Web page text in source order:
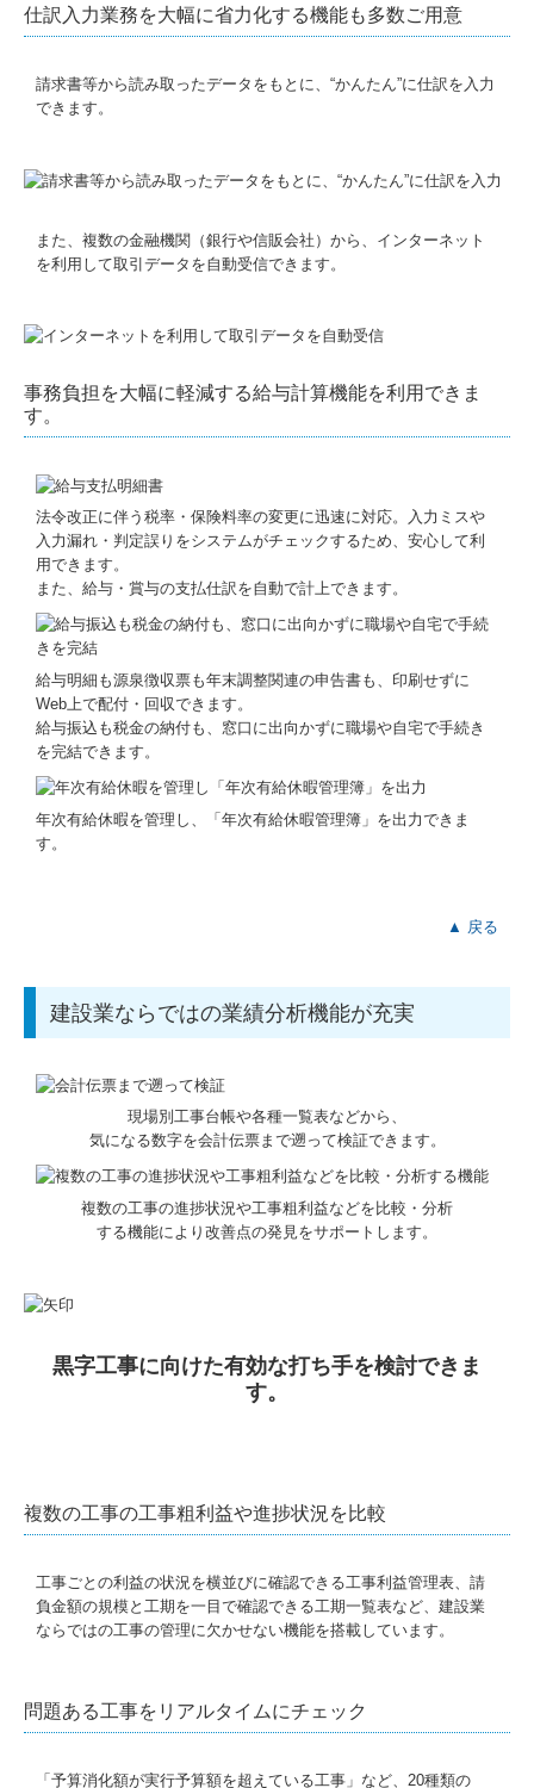
仕訳入力業務を大幅に省力化する機能も多数ご用意
請求書等から読み取ったデータをもとに、“かんたん”に仕訳を入力
できます。
また、複数の金融機関（銀行や信販会社）から、インターネット
を利用して取引データを自動受信できます。
事務負担を大幅に軽減する給与計算機能を利用できま
す。
法令改正に伴う税率・保険料率の変更に迅速に対応。入力ミスや
入力漏れ・判定誤りをシステムがチェックするため、安心して利
用できます。
また、給与・賞与の支払仕訳を自動で計上できます。
給与明細も源泉徴収票も年末調整関連の申告書も、印刷せずに
Web上で配付・回収できます。
給与振込も税金の納付も、窓口に出向かずに職場や自宅で手続き
を完結できます。
年次有給休暇を管理し、「年次有給休暇管理簿」を出力できま
す。
▲ 戻る
建設業ならではの業績分析機能が充実
現場別工事台帳や各種一覧表などから、
気になる数字を会計伝票まで遡って検証できます。
複数の工事の進捗状況や工事粗利益などを比較・分析
する機能により改善点の発見をサポートします。
黒字工事に向けた有効な打ち手を検討できま
す。
複数の工事の工事粗利益や進捗状況を比較
工事ごとの利益の状況を横並びに確認できる工事利益管理表、請
負金額の規模と工期を一目で確認できる工期一覧表など、建設業
ならではの工事の管理に欠かせない機能を搭載しています。
問題ある工事をリアルタイムにチェック
「予算消化額が実行予算額を超えている工事」など、20種類の